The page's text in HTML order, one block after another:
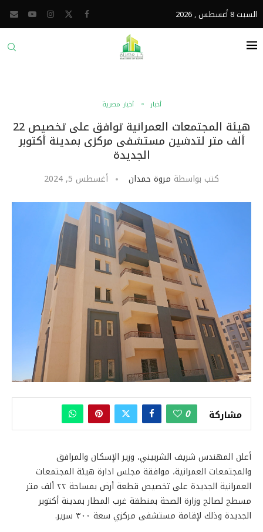
السبت 8 أغسطس , 2026
أخبار أخبار مصرية
هيئة المجتمعات العمرانية توافق على تخصيص 22
ألف متر لتدشين مستشفى مركزى بمدينة أكتوبر
الجديدة
كتب بواسطة مروة حمدان أغسطس 5, 2024
مشاركة 0
أعلن المهندس شريف الشربيني، وزير الإسكان والمرافق
والمجتمعات العمرانية، موافقة مجلس ادارة هيئة المجتمعات
العمرانية الجديدة على تخصيص قطعة أرض بمساحة ٢٢ ألف متر
مسطح لصالح وزارة الصحة بمنطقة غرب المطار بمدينة أكتوبر
الجديدة وذلك لإقامة مستشفى مركزي سعة ٣٠٠ سرير.